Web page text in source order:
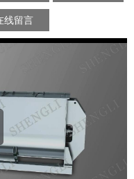
线留言